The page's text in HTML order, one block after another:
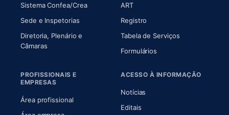
Sistema Confea/Crea(abre em nova aba)
Sede e Inspetorias
Diretoria, Plenário e
Câmaras(abre em nova aba)
ART(abre em nova aba)
Registro
Tabela de Serviços
Formulários
PROFISSIONAIS E
EMPRESAS
Área profissional
ACESSO À INFORMAÇÃO
Notícias
Editais